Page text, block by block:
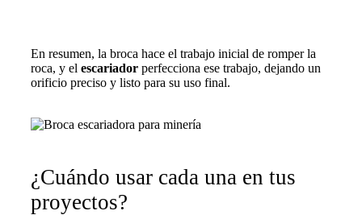
En resumen, la broca hace el trabajo inicial de romper la
roca, y el escariador perfecciona ese trabajo, dejando un
orificio preciso y listo para su uso final.
¿Cuándo usar cada una en tus
proyectos?